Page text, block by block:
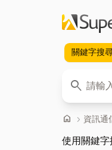
關鍵字搜
search
關鍵字
home 首頁
chevron_right 資訊通
使用關鍵字